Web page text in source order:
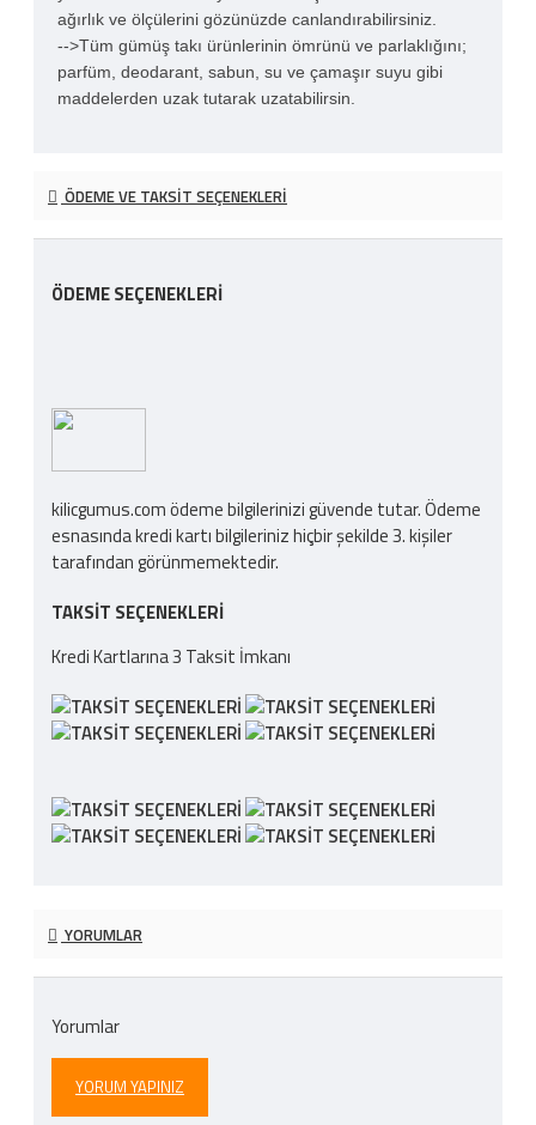
ağırlık ve ölçülerini gözünüzde canlandırabilirsiniz.
-->Tüm gümüş takı ürünlerinin ömrünü ve parlaklığını;
parfüm, deodarant, sabun, su ve çamaşır suyu gibi
maddelerden uzak tutarak uzatabilirsin.
ÖDEME VE TAKSIT SEÇENEKLERI
ÖDEME SEÇENEKLERI
kilicgumus.com ödeme bilgilerinizi güvende tutar. Ödeme
esnasında kredi kartı bilgileriniz hiçbir şekilde 3. kişiler
tarafından görünmemektedir.
TAKSIT SEÇENEKLERI
Kredi Kartlarına 3 Taksit İmkanı
YORUMLAR
Yorumlar
YORUM YAPINIZ